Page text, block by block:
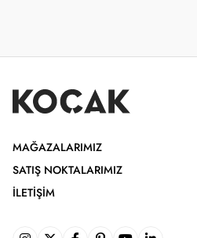
MAĞAZALARIMIZ
SATIŞ NOKTALARIMIZ
İLETIŞIM